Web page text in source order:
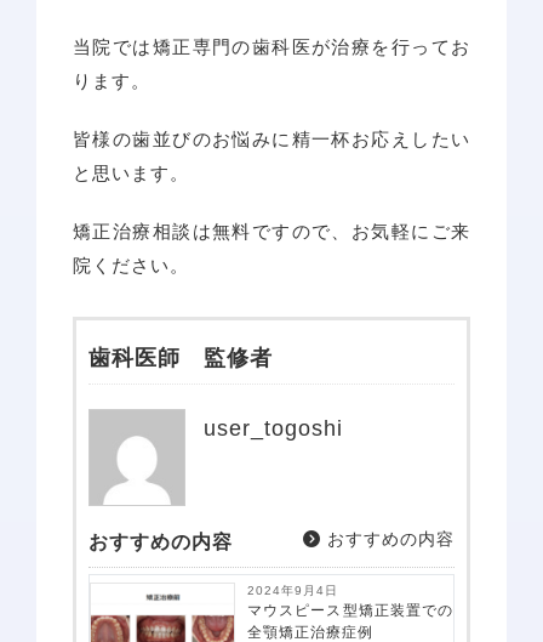
当院について
スタッフ紹介
医院案内
院内感染防止対策
当院では矯正専門の歯科医が治療を行ってお
ります。
皆様の歯並びのお悩みに精一杯お応えしたい
と思います。
矯正治療相談は無料ですので、お気軽にご来
院ください。
歯科医師 監修者
user_togoshi
おすすめの内容 おすすめの内容
2024年9月4日
マウスピース型矯正装置での
全顎矯正治療症例